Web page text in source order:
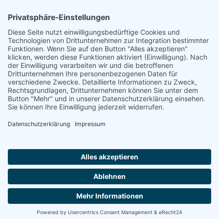
Footer
Cookie-Einstellungen Datenschutz
Impressum
intern
by